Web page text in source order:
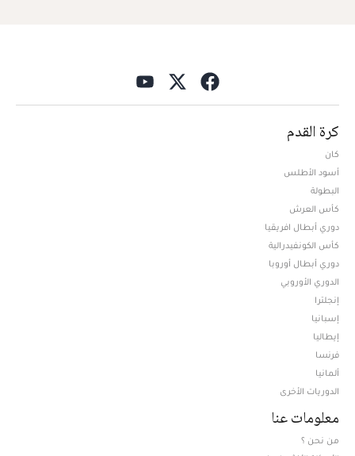
كرة القدم
كان
أسود الأطلس
البطولة
كأس العرش
دوري أبطال افريقيا
كأس الكونفيدرالية
دوري أبطال أوروبا
الدوري الأوروبي
إنجلترا
إسبانيا
إيطاليا
فرنسا
ألمانيا
الدوريات الأخرى
معلومات عنا
من نحن ؟